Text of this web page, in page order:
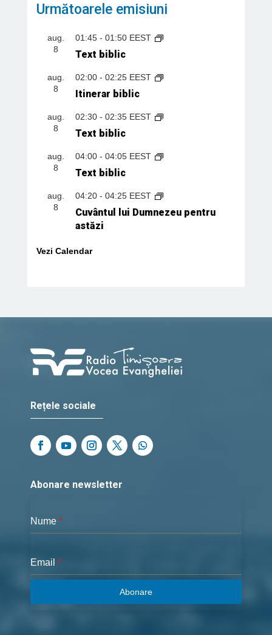
Următoarele emisiuni
aug.
8
01:45- 01:50 EEST
Text biblic
aug.
8
02:00- 02:25 EEST
Itinerar biblic
aug.
8
02:30- 02:35 EEST
Text biblic
aug.
8
04:00- 04:05 EEST
Text biblic
aug.
8
04:20- 04:25 EEST
Cuvântul lui Dumnezeu pentru
astăzi
Vezi Calendar
Rețele sociale
Abonare newsletter
Nume *
Email *
Abonare